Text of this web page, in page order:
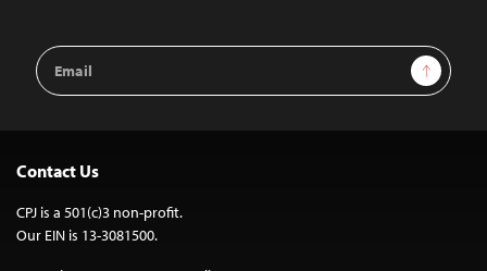
Email
Address
Sign Up
Contact Us
CPJ is a 501(c)3 non-profit.
Our EIN is 13-3081500.